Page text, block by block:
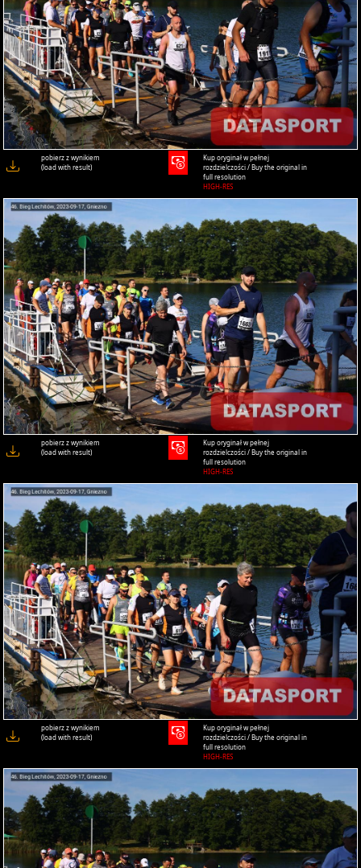
pobierz z wynikiem
(load with result)
Kup oryginał w pełnej
rozdzielczości / Buy the original in
full resolution
HIGH-RES
pobierz z wynikiem
(load with result)
Kup oryginał w pełnej
rozdzielczości / Buy the original in
full resolution
HIGH-RES
pobierz z wynikiem
(load with result)
Kup oryginał w pełnej
rozdzielczości / Buy the original in
full resolution
HIGH-RES